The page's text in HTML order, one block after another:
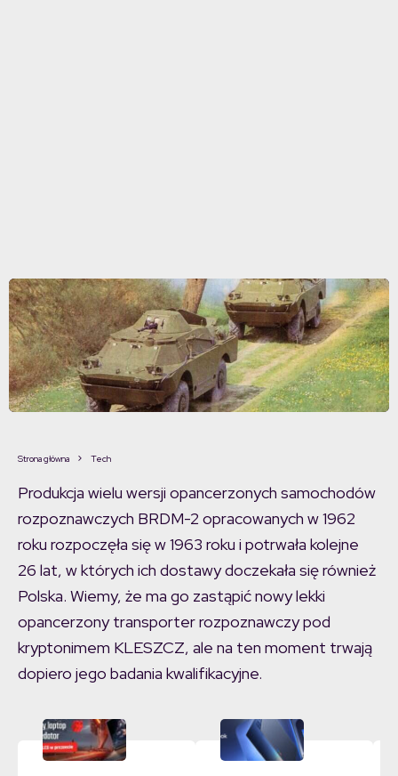
Strona główna Tech
Produkcja wielu wersji opancerzonych samochodów
rozpoznawczych BRDM-2 opracowanych w 1962
roku rozpoczęła się w 1963 roku i potrwała kolejne
26 lat, w których ich dostawy doczekała się również
Polska. Wiemy, że ma go zastąpić nowy lekki
opancerzony transporter rozpoznawczy pod
kryptonimem KLESZCZ, ale na ten moment trwają
dopiero jego badania kwalifikacyjne.